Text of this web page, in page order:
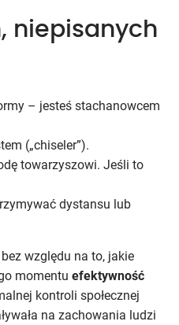
niepisanych
– jesteś stachanowcem
(„chiseler”).
towarzyszowi. Jeśli to
dystansu lub
względu na to, jakie
momentu efektywność
kontroli społecznej
na zachowania ludzi